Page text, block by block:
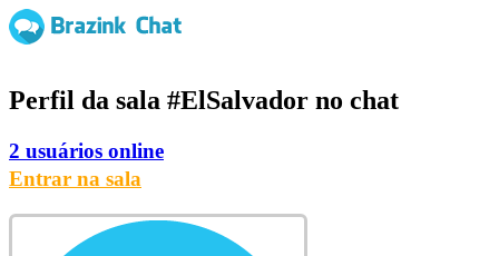
Perfil da sala #ElSalvador no chat
2 usuários online
Entrar na sala